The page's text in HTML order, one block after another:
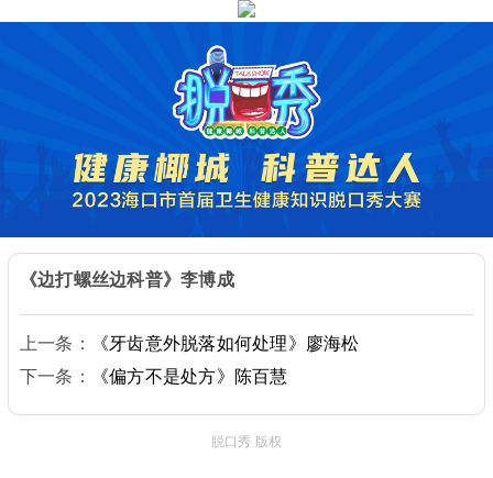
《边打螺丝边科普》李博成
上一条：
《牙齿意外脱落如何处理》廖海松
下一条：
《偏方不是处方》陈百慧
脱口秀 版权